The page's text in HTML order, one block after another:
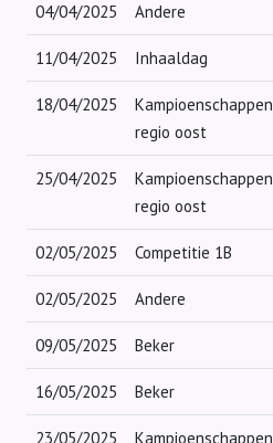
04/04/2025 Andere
11/04/2025 Inhaaldag
18/04/2025
Kampioenschappen
regio oost
25/04/2025
Kampioenschappen
regio oost
02/05/2025 Competitie 1B
02/05/2025 Andere
09/05/2025 Beker
16/05/2025 Beker
23/05/2025
Kampioenschappen